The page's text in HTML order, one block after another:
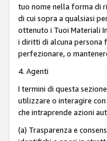
tuo nome nella forma di
di cui sopra a qualsiasi
ottenuto i Tuoi Materiali
i diritti di alcuna persona
perfezionare, o
4. Agenti
I termini di questa
utilizzare o interagire
che intraprende azioni
(a) Trasparenza e